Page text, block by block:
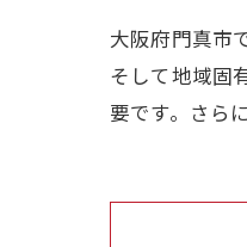
大阪府門真市
そして地域固
要です。さら